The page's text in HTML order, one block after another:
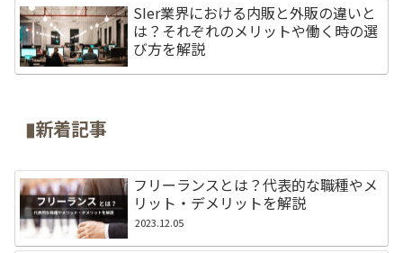
SIer業界における内販と外販の違いと
は？それぞれのメリットや働く時の選
び方を解説
▮新着記事
フリーランスとは？代表的な職種やメ
リット・デメリットを解説
2023.12.05